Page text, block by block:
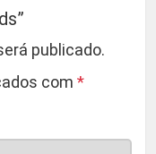
publicado.
com *